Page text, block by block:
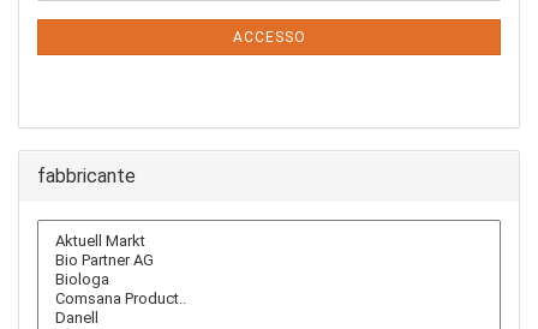
ISCRIZIONE
ACCESSO
fabbricante